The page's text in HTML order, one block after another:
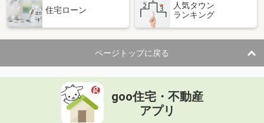
住宅ローン
人気タウン
ランキング
ページトップに戻る
goo住宅・不動産
アプリ